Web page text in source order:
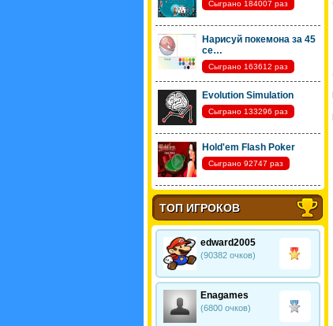
Сыграно 184007 раз
Нарисуй покемона за 45
се…
Сыграно 163612 раз
Evolution Simulation
Сыграно 133296 раз
Hold'em Flash Poker
Сыграно 92747 раз
ТОП ИГРОКОВ
edward2005
(90382 очков)
Enagames
(6800 очков)